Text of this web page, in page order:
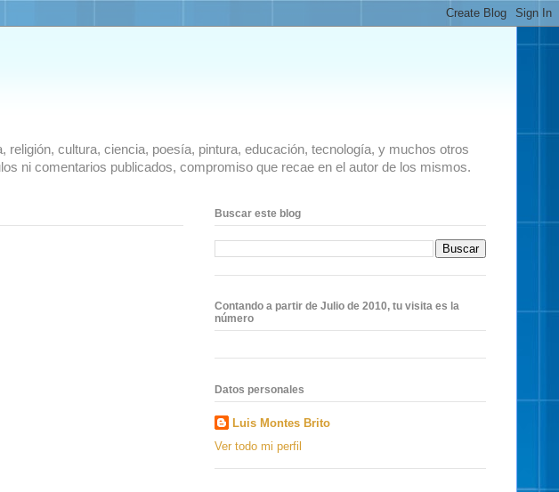
cultura, ciencia, poesía, pintura, educación, tecnología, y muchos otros
ni comentarios publicados, compromiso que recae en el autor de los mismos.
Buscar este blog
Contando a partir de Julio de 2010, tu visita es la
número
Datos personales
Luis Montes Brito
Ver todo mi perfil